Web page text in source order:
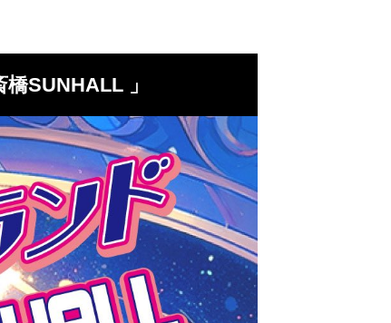
SUNHALL 」